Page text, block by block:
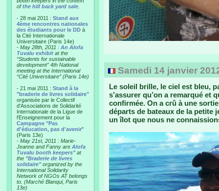
ofthe hill back yard sale
- 28 mai 2011 : Stand aux
4ème rencontres nationales
des étudiants pour le DD à
la Cité Internationale
Universitaire (Paris 14e)
- May 28th, 2011 : An Alofa
Tuvalu exhibit at the
“Students for sustainable
development” 4th National
meeting at the International
“Cité Universitaire” (Paris 14e)
- 21 mai 2011 : Stand à la
"braderie de livres solidaire"
organisée par le Collectif
d'Associations de Solidarité
Internationale de la Ligue de
l'Enseignement pour la
Campagne "Pas
d'éducation, pas d'avenir"
(Paris 13e)
- May 21st, 2011 : Marie-
Jeanne and Fanny are Alofa
Tuvalu booth keepers"at
the "Braderie de livres
solidaire"organized by the
International Solidarity
Network of NGOs AT belongs
to. (Marché Blanqui, Paris
13e)
Samedi 14 janvier
Le soleil brille, le ciel est bleu,
s’assurer qu’on a remarqué et
confirmée. On a crû à une
départs de bateaux de la petite
un îlot que nous ne